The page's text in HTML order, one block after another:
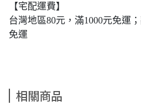
【宅配運費】
台灣地區80元，滿1000元免運
免運
相關商品